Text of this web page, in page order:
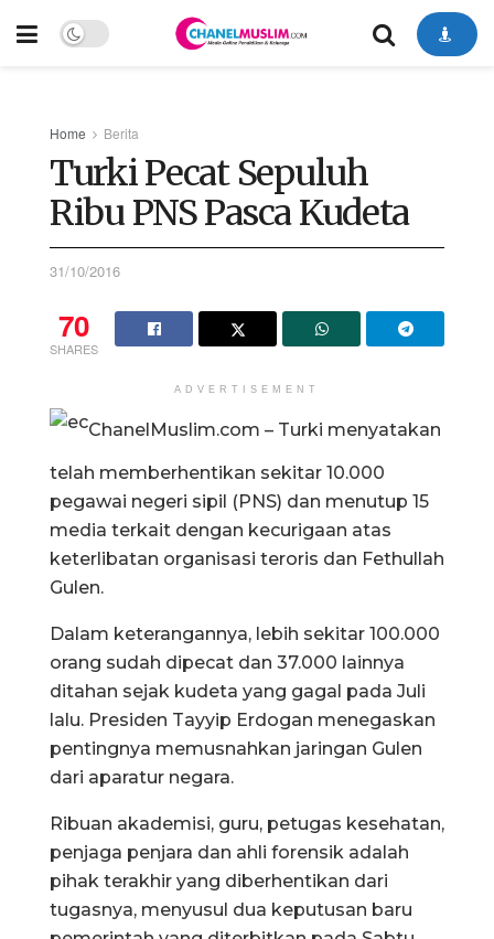
Home Berita
Turki Pecat Sepuluh
Ribu PNS Pasca Kudeta
31/10/2016
70
SHARES
ADVERTISEMENT
ChanelMuslim.com – Turki menyatakan
telah memberhentikan sekitar 10.000
pegawai negeri sipil (PNS) dan menutup 15
media terkait dengan kecurigaan atas
keterlibatan organisasi teroris dan Fethullah
Gulen.
Dalam keterangannya, lebih sekitar 100.000
orang sudah dipecat dan 37.000 lainnya
ditahan sejak kudeta yang gagal pada Juli
lalu. Presiden Tayyip Erdogan menegaskan
pentingnya memusnahkan jaringan Gulen
dari aparatur negara.
Ribuan akademisi, guru, petugas kesehatan,
penjaga penjara dan ahli forensik adalah
pihak terakhir yang diberhentikan dari
tugasnya, menyusul dua keputusan baru